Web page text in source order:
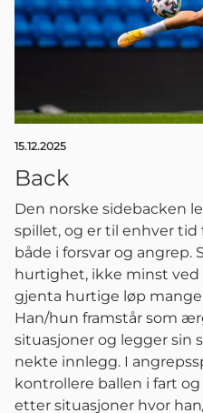
15.12.2025
Back
Den norske sidebacken
spillet, og er til enhver
både i forsvar og angrep.
hurtighet, ikke minst ved
gjenta hurtige løp
Han/hun framstår som
situasjoner og legger sin
nekte innlegg. I
kontrollere ballen i fart
etter situasjoner hvor